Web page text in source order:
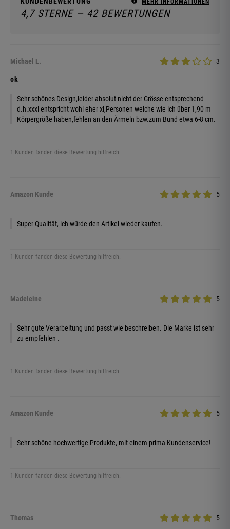
MEHR INFORMATIONEN
4,7 STERNE — 42 BEWERTUNGEN
Michael L. 3
ok
Sehr schönes Design,leider absolut nicht der Grösse entsprechend
d.h.xxxl entspricht wohl eher xl,Personen welche wie ich über 1,90 m
Körpergröße haben,fehlen an den Ärmeln bzw.zum Bund etwa 6-8 cm.
1 Kunden fanden diese Bewertung hilfreich.
Amazon Kunde 5
Super Qualität, ich würde den Artikel wieder kaufen.
1 Kunden fanden diese Bewertung hilfreich.
Madeleine 5
Sehr gute Verarbeitung und passt wie beschreiben. Die Marke ist sehr
zu empfehlen .
1 Kunden fanden diese Bewertung hilfreich.
Amazon Kunde 5
Sehr schöne hochwertige Produkte, mit einem prima Kundenservice!
1 Kunden fanden diese Bewertung hilfreich.
Thomas 5